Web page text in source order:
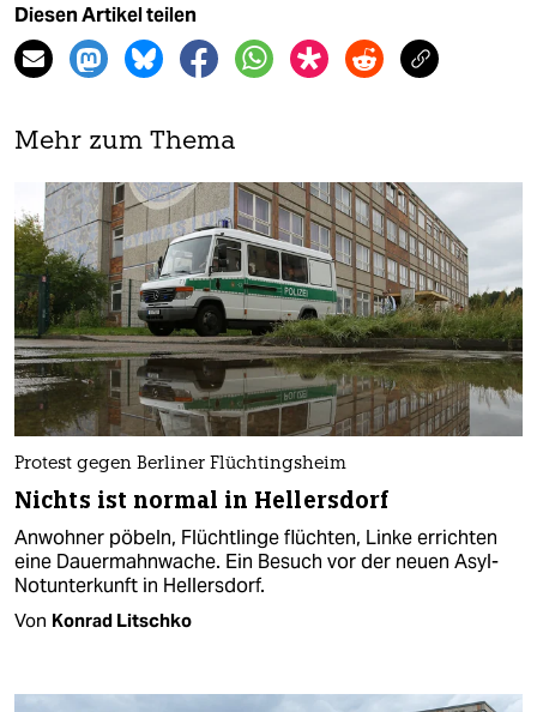
Diesen Artikel teilen
Mehr zum Thema
Protest gegen Berliner Flüchtingsheim
Nichts ist normal in Hellersdorf
Anwohner pöbeln, Flüchtlinge flüchten, Linke errichten
eine Dauermahnwache. Ein Besuch vor der neuen Asyl-
Notunterkunft in Hellersdorf.
Von Konrad Litschko